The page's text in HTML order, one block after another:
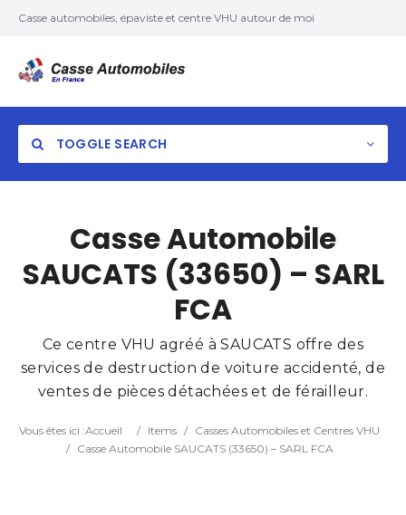
Casse automobiles, épaviste et centre VHU autour de moi
TOGGLE SEARCH
Search
Casse Automobile
SAUCATS (33650) – SARL
FCA
Ce centre VHU agréé à SAUCATS offre des
services de destruction de voiture accidenté, de
ventes de pièces détachées et de férailleur.
Vous êtes ici :Accueil / Items / Casses Automobiles et Centres VHU
/
Casse Automobile SAUCATS (33650) – SARL FCA